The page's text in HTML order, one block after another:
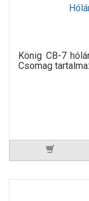
König CB-7
Csomag